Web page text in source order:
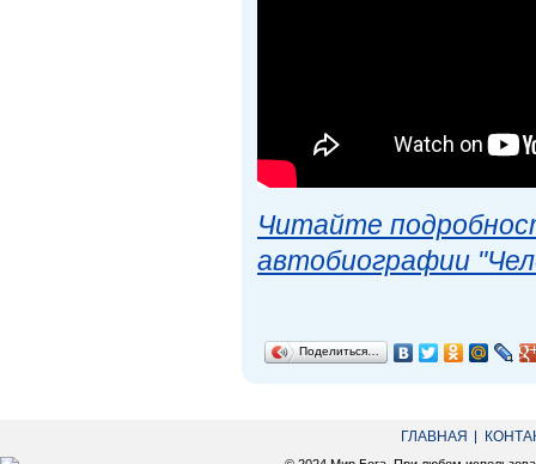
Читайте
автобиографии
Поделиться…
ГЛАВНАЯ